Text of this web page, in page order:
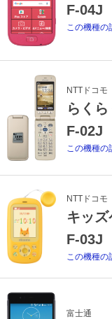
F-04J
この機種の
NTTドコモ
らく
F-02J
この機種の
NTTドコモ
キッ
F-03J
この機種の
富士通